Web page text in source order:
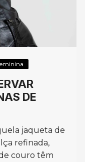
DE
jaqueta de
refinada,
couro têm